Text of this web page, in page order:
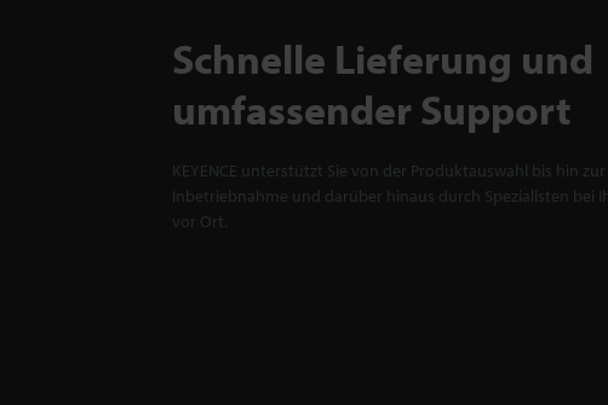
Schnelle Lieferung und
umfassender Support
KEYENCE unterstützt Sie von der Produktauswahl bis hin zur
Inbetriebnahme und darüber hinaus durch Spezialisten bei
vor Ort.